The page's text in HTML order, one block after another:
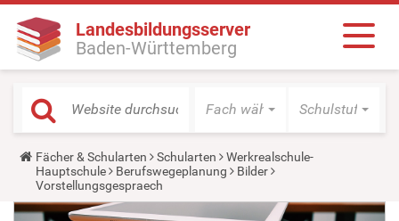
Landesbildungsserver
Baden-Württemberg
Fach wählen Schulstufe
Y
o
u
a
r
Fächer & Schularten Schularten
Werkrealschule-
Hauptschule
Berufswegeplanung
Bilder
Vorstellungsgespraech